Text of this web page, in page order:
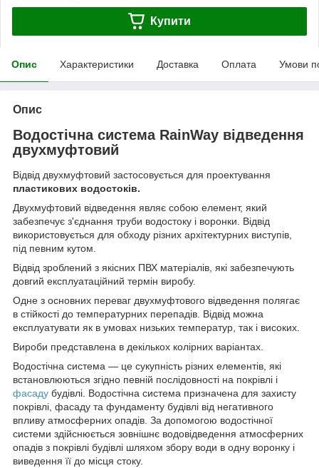
Купити
Опис Характеристики Доставка Оплата Умови
Опис
Водостічна система RainWay відведення
двухмуфтовий
Відвід двухмуфтовий застосовується для проектування
пластикових водостоків.
Двухмуфтовий відведення являє собою елемент, який
забезпечує з'єднання труби водостоку і воронки. Відвід
використовується для обходу різних архітектурних виступів,
під певним кутом.
Відвід зроблений з якісних ПВХ матеріалів, які забезпечують
довгий експлуатаційний термін виробу.
Одне з основних переваг двухмуфтового відведення полягає
в стійкості до температурних перепадів. Відвід можна
експлуатувати як в умовах низьких температур, так і високих.
Вироби представлена в декількох колірних варіантах.
Водостічна система — це сукупність різних елементів, які
встановлюються згідно певній послідовності на покрівлі і
фасаду будівлі. Водостічна система призначена для захисту
покрівлі, фасаду та фундаменту будівлі від негативного
впливу атмосферних опадів. За допомогою водостічної
системи здійснюється зовнішнє водовідведення атмосферних
опадів з покрівлі будівлі шляхом збору води в одну воронку і
виведення її до місця стоку.